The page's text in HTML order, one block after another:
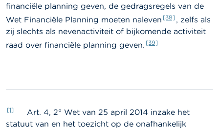
financiële planning geven, de gedragsregels van de
Wet Financiële Planning moeten naleven [38] , zelfs als
zij slechts als nevenactiviteit of bijkomende activiteit
raad over financiële planning geven. [39]
[1]
Art. 4, 2° Wet van 25 april 2014 inzake het
statuut van en het toezicht op de onafhankelijk